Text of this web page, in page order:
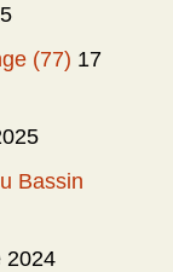
(77) 17
Bassin
2024